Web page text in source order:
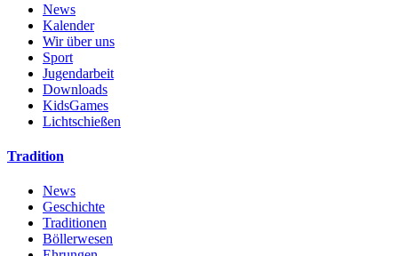
News
Kalender
Wir über uns
Sport
Jugendarbeit
Downloads
KidsGames
Lichtschießen
Tradition
News
Geschichte
Traditionen
Böllerwesen